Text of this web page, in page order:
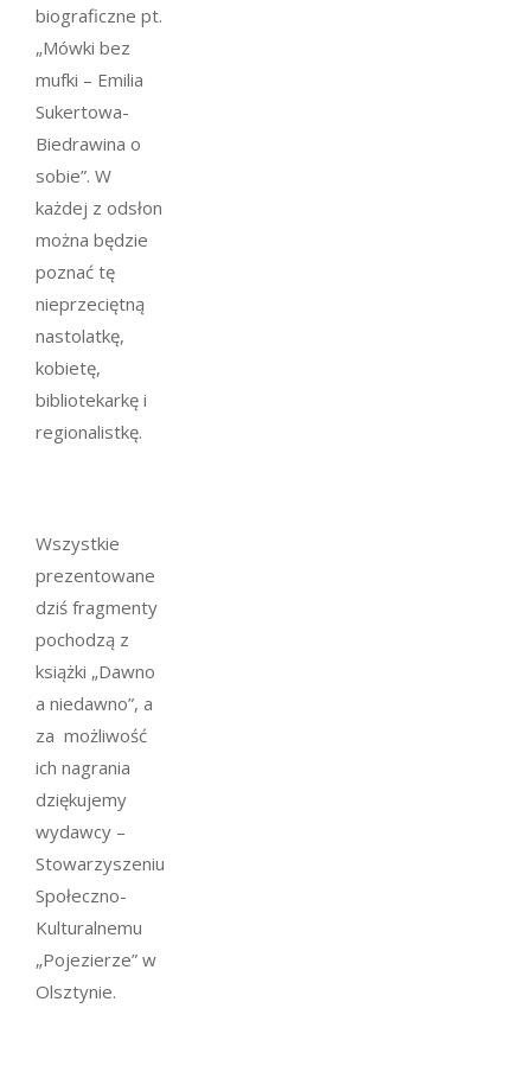
biograficzne pt.
„Mówki bez
mufki – Emilia
Sukertowa-
Biedrawina o
sobie”. W
każdej z odsłon
można będzie
poznać tę
nieprzeciętną
nastolatkę,
kobietę,
bibliotekarkę i
regionalistkę.
Wszystkie
prezentowane
dziś fragmenty
pochodzą z
książki „Dawno
a niedawno”, a
za możliwość
ich nagrania
dziękujemy
wydawcy –
Stowarzyszeniu
Społeczno-
Kulturalnemu
„Pojezierze” w
Olsztynie.